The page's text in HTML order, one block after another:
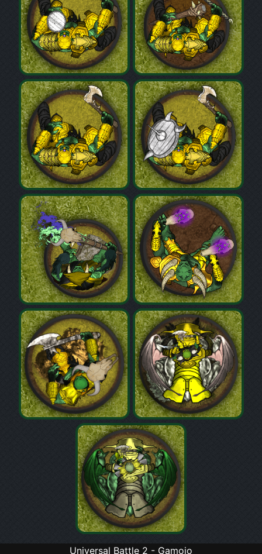
Universal Battle 2 - Gamojo